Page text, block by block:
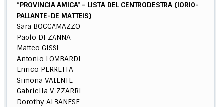
“PROVINCIA AMICA” – LISTA DEL CENTRODESTRA (IORIO-
PALLANTE-DE MATTEIS)
Sara BOCCAMAZZO
Paolo DI ZANNA
Matteo GISSI
Antonio LOMBARDI
Enrico PERRETTA
Simona VALENTE
Gabriella VIZZARRI
Dorothy ALBANESE